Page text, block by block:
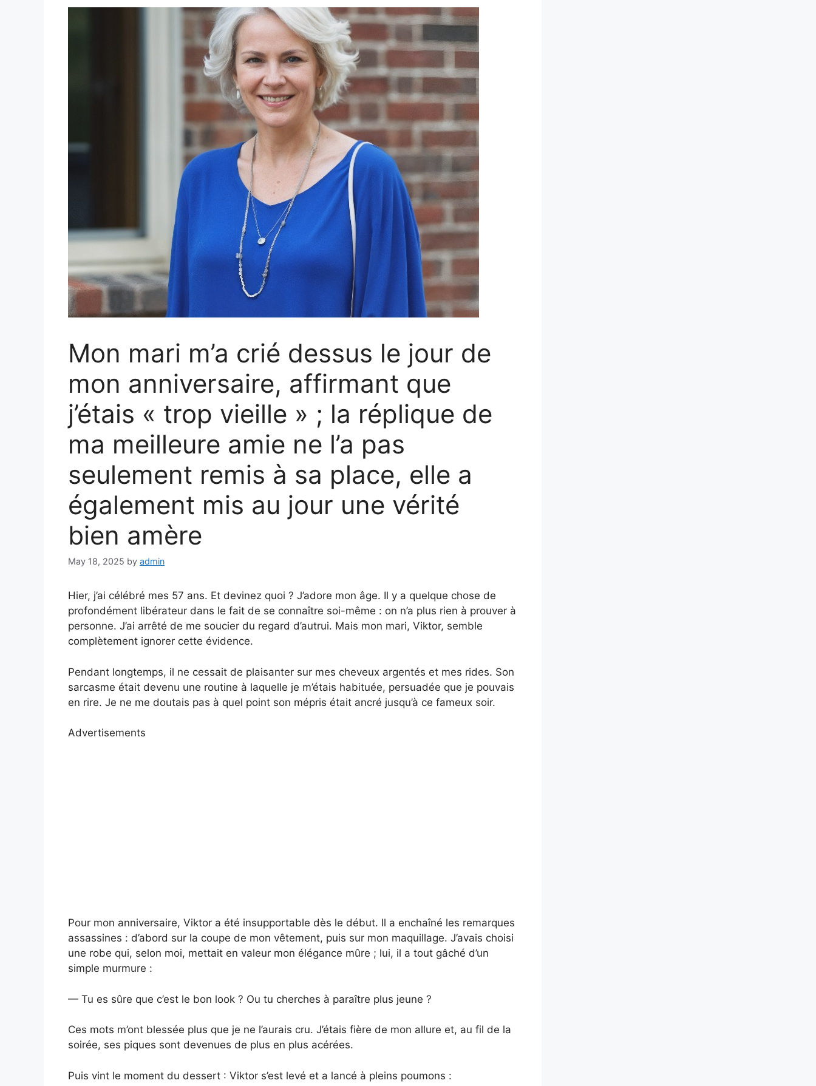
Mon mari m’a crié dessus le jour de
mon anniversaire, affirmant que
j’étais « trop vieille » ; la réplique de
ma meilleure amie ne l’a pas
seulement remis à sa place, elle a
également mis au jour une vérité
bien amère
May 18, 2025 by admin
Hier, j’ai célébré mes 57 ans. Et devinez quoi ? J’adore mon âge. Il y a quelque chose de
profondément libérateur dans le fait de se connaître soi-même : on n’a plus rien à prouver à
personne. J’ai arrêté de me soucier du regard d’autrui. Mais mon mari, Viktor, semble
complètement ignorer cette évidence.
Pendant longtemps, il ne cessait de plaisanter sur mes cheveux argentés et mes rides. Son
sarcasme était devenu une routine à laquelle je m’étais habituée, persuadée que je pouvais
en rire. Je ne me doutais pas à quel point son mépris était ancré jusqu’à ce fameux soir.
Advertisements
Pour mon anniversaire, Viktor a été insupportable dès le début. Il a enchaîné les remarques
assassines : d’abord sur la coupe de mon vêtement, puis sur mon maquillage. J’avais choisi
une robe qui, selon moi, mettait en valeur mon élégance mûre ; lui, il a tout gâché d’un
simple murmure :
— Tu es sûre que c’est le bon look ? Ou tu cherches à paraître plus jeune ?
Ces mots m’ont blessée plus que je ne l’aurais cru. J’étais fière de mon allure et, au fil de la
soirée, ses piques sont devenues de plus en plus acérées.
Puis vint le moment du dessert : Viktor s’est levé et a lancé à pleins poumons :